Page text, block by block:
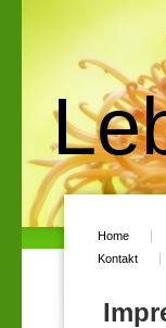
Home
Kontakt